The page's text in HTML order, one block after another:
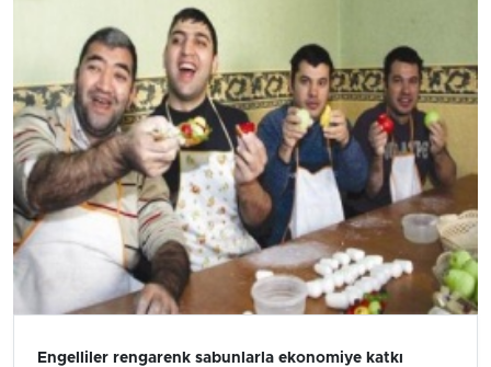
Engelliler rengarenk sabunlarla ekonomiye katkı